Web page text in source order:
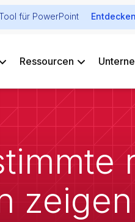
für PowerPoint
Ressourcen